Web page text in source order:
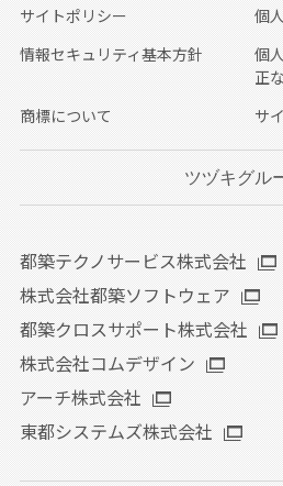
サイトポリシー
個
情報セキュリティ基本方針
個
正
商標について
サ
ツヅキグル
都築テクノサービス株式会社
株式会社都築ソフトウェア
都築クロスサポート株式会社
株式会社コムデザイン
アーチ株式会社
東都システムズ株式会社